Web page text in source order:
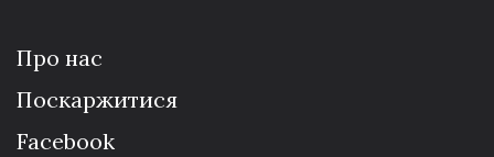
Про нас
Поскаржитися
Facebook